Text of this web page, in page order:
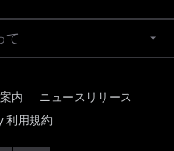
て
内
ニュースリリース
利用規約